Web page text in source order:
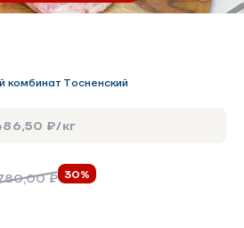
Тосненский
₽/кг
₽ 30%